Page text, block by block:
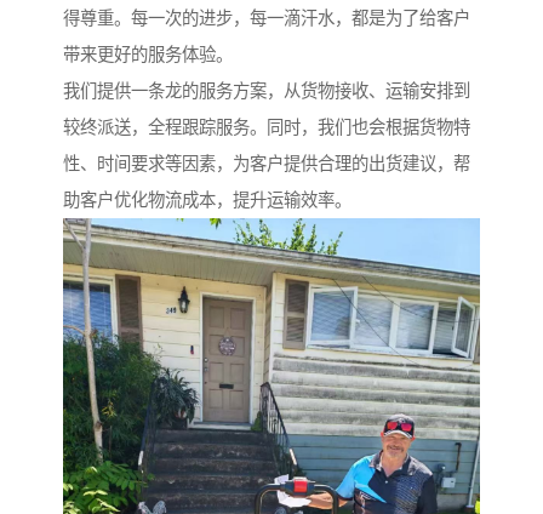
得尊重。每一次的进步，每一滴汗水，都是为了给客户
带来更好的服务体验。
我们提供一条龙的服务方案，从货物接收、运输安排到
较终派送，全程跟踪服务。同时，我们也会根据货物特
性、时间要求等因素，为客户提供合理的出货建议，帮
助客户优化物流成本，提升运输效率。